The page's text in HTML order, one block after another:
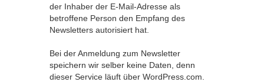
der Inhaber der E-Mail-Adresse als
betroffene Person den Empfang des
Newsletters autorisiert hat.
Bei der Anmeldung zum Newsletter
speichern wir selber keine Daten, denn
dieser Service läuft über WordPress.com.